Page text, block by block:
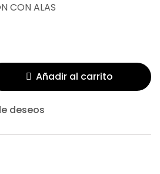
CON ALAS
Añadir al carrito
deseos